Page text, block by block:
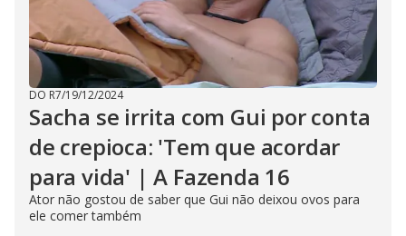
DO R7/19/12/2024
Sacha se irrita com Gui por conta
de crepioca: 'Tem que acordar
para vida' | A Fazenda 16
Ator não gostou de saber que Gui não deixou ovos para
ele comer também